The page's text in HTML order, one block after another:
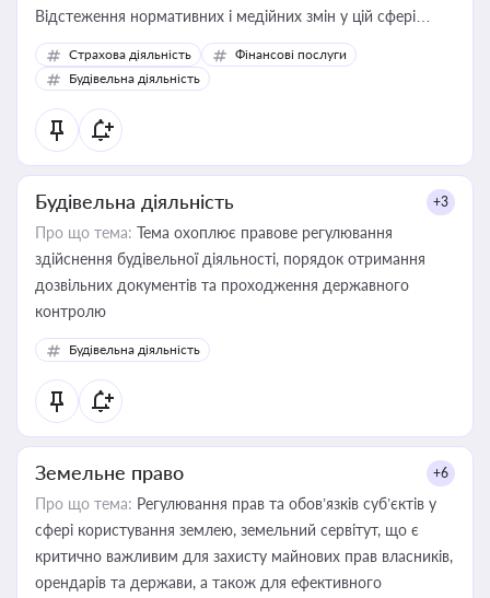
Відстеження нормативних і медійних змін у цій сфері
корисне для власника бізнесу, керівника, юриста або
бухгалтера під час оподаткування, приватизації, оренди
державного майна, корпоративних угод і перевірки
статусу суб'єктів оціночної діяльності
Страхова діяльність
Фінансові послуги
Будівельна діяльність
Будівельна діяльність +3
Про що тема: Тема охоплює правове регулювання
здійснення будівельної діяльності, порядок отримання
дозвільних документів та проходження державного
контролю
Будівельна діяльність
Земельне право +6
Про що тема: Регулювання прав та обов’язків суб’єктів у
сфері користування землею, земельний сервітут, що є
критично важливим для захисту майнових прав власників,
орендарів та держави, а також для ефективного